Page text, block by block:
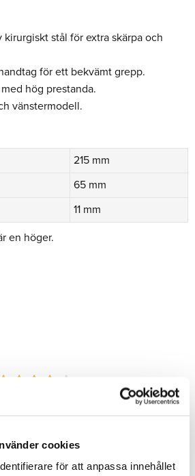
cookies
för att anpassa innehållet
kirurgiskt stål för extra skärpa och
för ett bekvämt grepp.
hög prestanda.
vänstermodell.
215 mm
65 mm
11 mm
en höger.